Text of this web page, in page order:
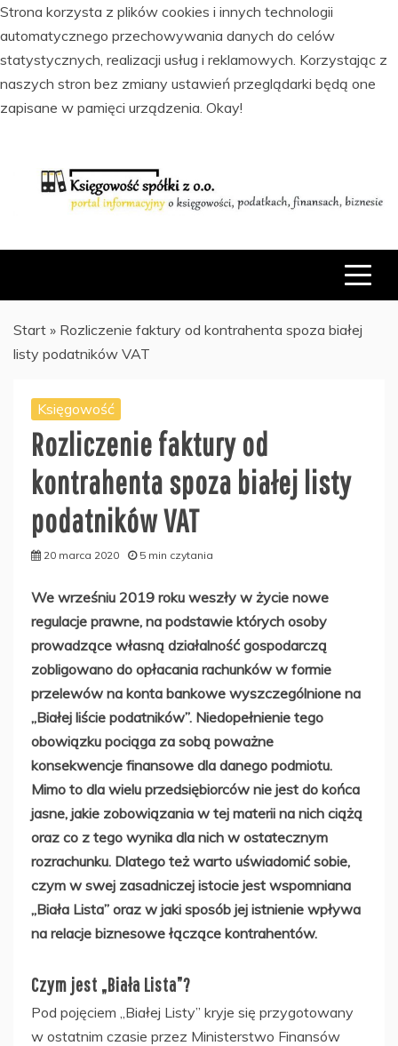
Strona korzysta z plików cookies i innych technologii
automatycznego przechowywania danych do celów
statystycznych, realizacji usług i reklamowych. Korzystając z
naszych stron bez zmiany ustawień przeglądarki będą one
zapisane w pamięci urządzenia. Okay!
FINANSACH I BIZNESIE
Start » Rozliczenie faktury od kontrahenta spoza białej
listy podatników VAT
Księgowość
Rozliczenie faktury od
kontrahenta spoza białej listy
podatników VAT
20 marca 2020 5 min czytania
We wrześniu 2019 roku weszły w życie nowe
regulacje prawne, na podstawie których osoby
prowadzące własną działalność gospodarczą
zobligowano do opłacania rachunków w formie
przelewów na konta bankowe wyszczególnione na
„Białej liście podatników”. Niedopełnienie tego
obowiązku pociąga za sobą poważne
konsekwencje finansowe dla danego podmiotu.
Mimo to dla wielu przedsiębiorców nie jest do końca
jasne, jakie zobowiązania w tej materii na nich ciążą
oraz co z tego wynika dla nich w ostatecznym
rozrachunku. Dlatego też warto uświadomić sobie,
czym w swej zasadniczej istocie jest wspomniana
„Biała Lista” oraz w jaki sposób jej istnienie wpływa
na relacje biznesowe łączące kontrahentów.
Czym jest „Biała Lista”?
Pod pojęciem „Białej Listy” kryje się przygotowany
w ostatnim czasie przez Ministerstwo Finansów